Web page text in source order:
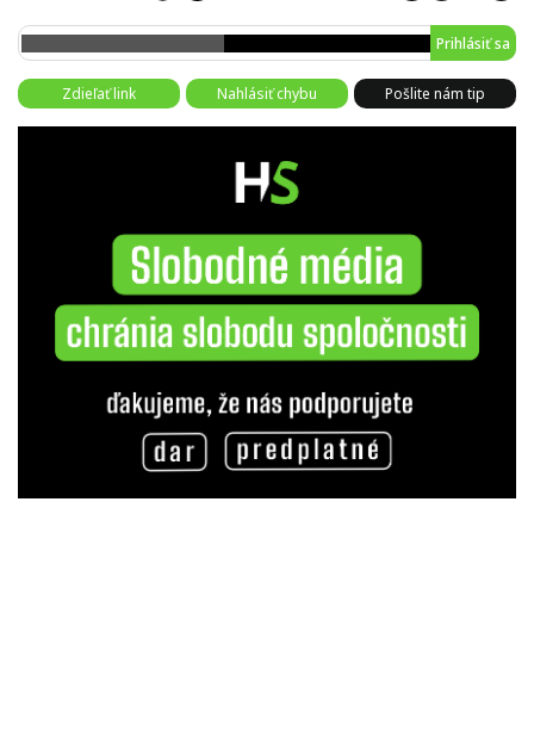
Prihlásiť sa
Zdieľať link Nahlásiť chybu Pošlite nám tip